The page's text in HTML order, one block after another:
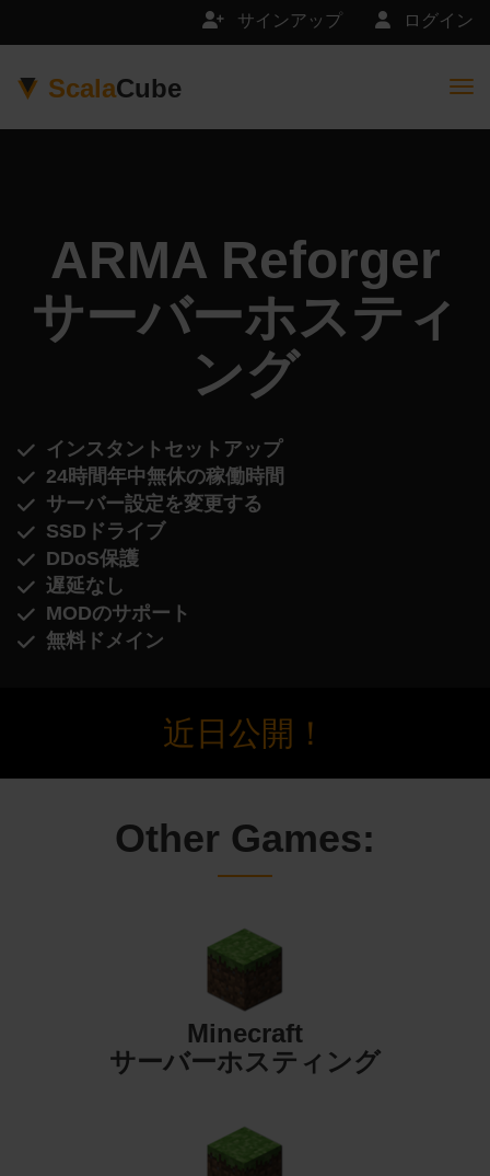
ログイン
サインアップ
ScalaCube
ARMA Reforger
サーバーホスティ
ング
インスタントセットアップ
24時間年中無休の稼働時間
サーバー設定を変更する
SSDドライブ
DDoS保護
遅延なし
MODのサポート
無料ドメイン
近日公開！
Other Games:
Minecraft
サーバーホスティング